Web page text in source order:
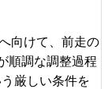
向けて、前走の
順調な調整過程
厳しい条件を